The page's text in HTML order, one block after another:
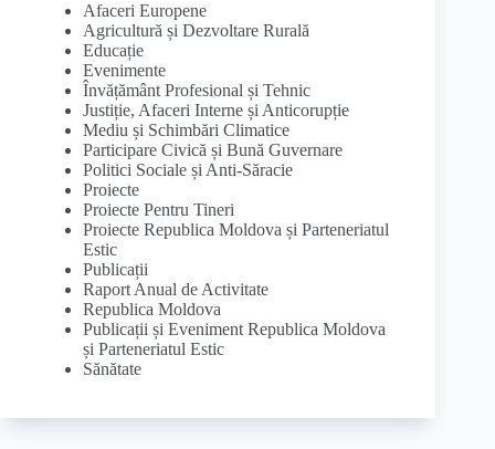
Afaceri Europene
Agricultură și Dezvoltare Rurală
Educație
Evenimente
Învățământ Profesional și Tehnic
Justiție, Afaceri Interne și Anticorupție
Mediu și Schimbări Climatice
Participare Civică și Bună Guvernare
Politici Sociale și Anti-Săracie
Proiecte
Proiecte Pentru Tineri
Proiecte Republica Moldova și Parteneriatul
Estic
Publicații
Raport Anual de Activitate
Republica Moldova
Publicații și Eveniment Republica Moldova
și Parteneriatul Estic
Sănătate